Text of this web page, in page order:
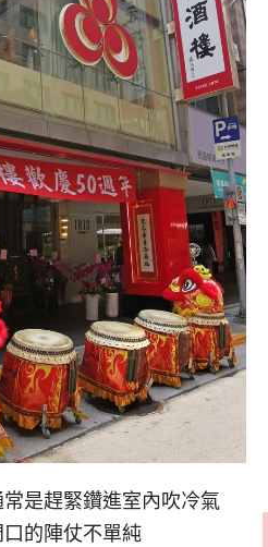
是趕緊鑽進室內吹冷氣
的陣仗不單純